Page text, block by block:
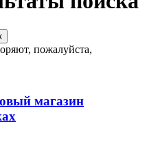
пожалуйста,
магазин